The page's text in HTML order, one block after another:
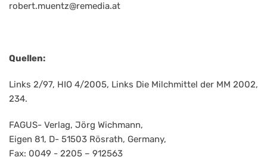
robert.muentz@remedia.at
Quellen:
Links 2/97, HIO 4/2005, Links Die Milchmittel der MM 2002,
234.
FAGUS- Verlag, Jörg Wichmann,
Eigen 81, D- 51503 Rösrath, Germany,
Fax: 0049 - 2205 – 912563